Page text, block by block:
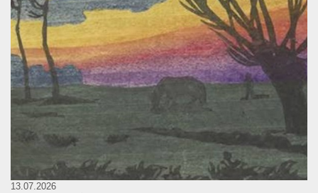
13.07.2026